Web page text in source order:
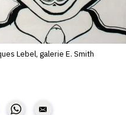
OAM
Lebel, galerie E. Smith